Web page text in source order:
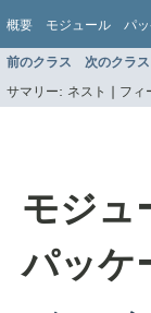
概要 モジュール パ
前のクラス 次のクラス
サマリー: ネスト | フィ
モジュ
パッケ